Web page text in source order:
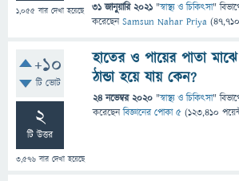
1,055 বার দেখা হয়েছে 31 জানুয়ারি 2021 "স্বাস্থ্য ও চিকিৎসা"
করেছেনSamsun Nahar Priya (47,710
+10
টি ভোট
2
টি উত্তর
3,576 বার দেখা হয়েছে
হাতের ও পায়ের পাতা
ঠান্ডা হয়ে যায় কেন?
24 নভেম্বর 2020 "স্বাস্থ্য ও চিকিৎসা"
করেছেনবিজ্ঞানের পোকা ৫ (123,410